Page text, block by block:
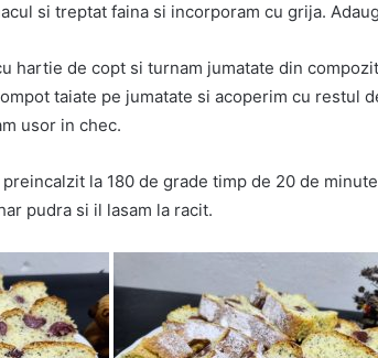
si treptat faina si incorporam cu grija.
hartie de copt si turnam jumatate din
taiate pe jumatate si acoperim cu restul
usor in chec.
la 180 de grade timp de 20 de
pudra si il lasam la racit.